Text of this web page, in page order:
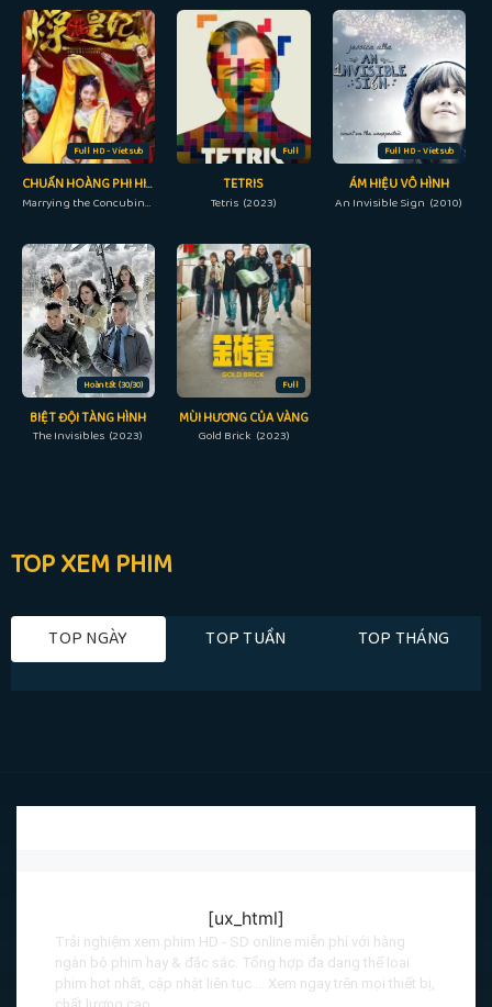
Full HD - Vietsub
CHUẨN HOÀNG PHI HIGHT LÊN NÀO
Marrying the Concubines-to-be (2018)
Full
TETRIS
Tetris (2023)
Full HD - Vietsub
ÁM HIỆU VÔ HÌNH
An Invisible Sign (2010)
Hoàn tất (30/30)
BIỆT ĐỘI TÀNG HÌNH
The Invisibles (2023)
Full
MÙI HƯƠNG CỦA VÀNG
Gold Brick (2023)
TOP XEM PHIM
TOP NGÀY TOP TUẦN TOP THÁNG